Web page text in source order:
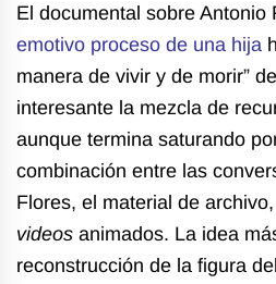
El documental sobre Antonio
emotivo proceso de una hija
manera de vivir y de morir”
interesante la mezcla de
aunque termina saturando
combinación entre las
Flores, el material de
videos animados. La idea
reconstrucción de la figura